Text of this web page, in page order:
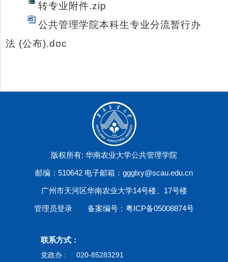
转专业附件.zip
公共管理学院本科生专业分流暂行办
法 (公布).doc
版权所有: 华南农业大学公共管理学院
邮编：510642 电子邮箱：ggglxy@scau.edu.cn
广州市天河区华南农业大学14号楼、17号楼
管理员登录 备案编号：粤ICP备05008874号
联系方式：
党政办 : 020-85283291